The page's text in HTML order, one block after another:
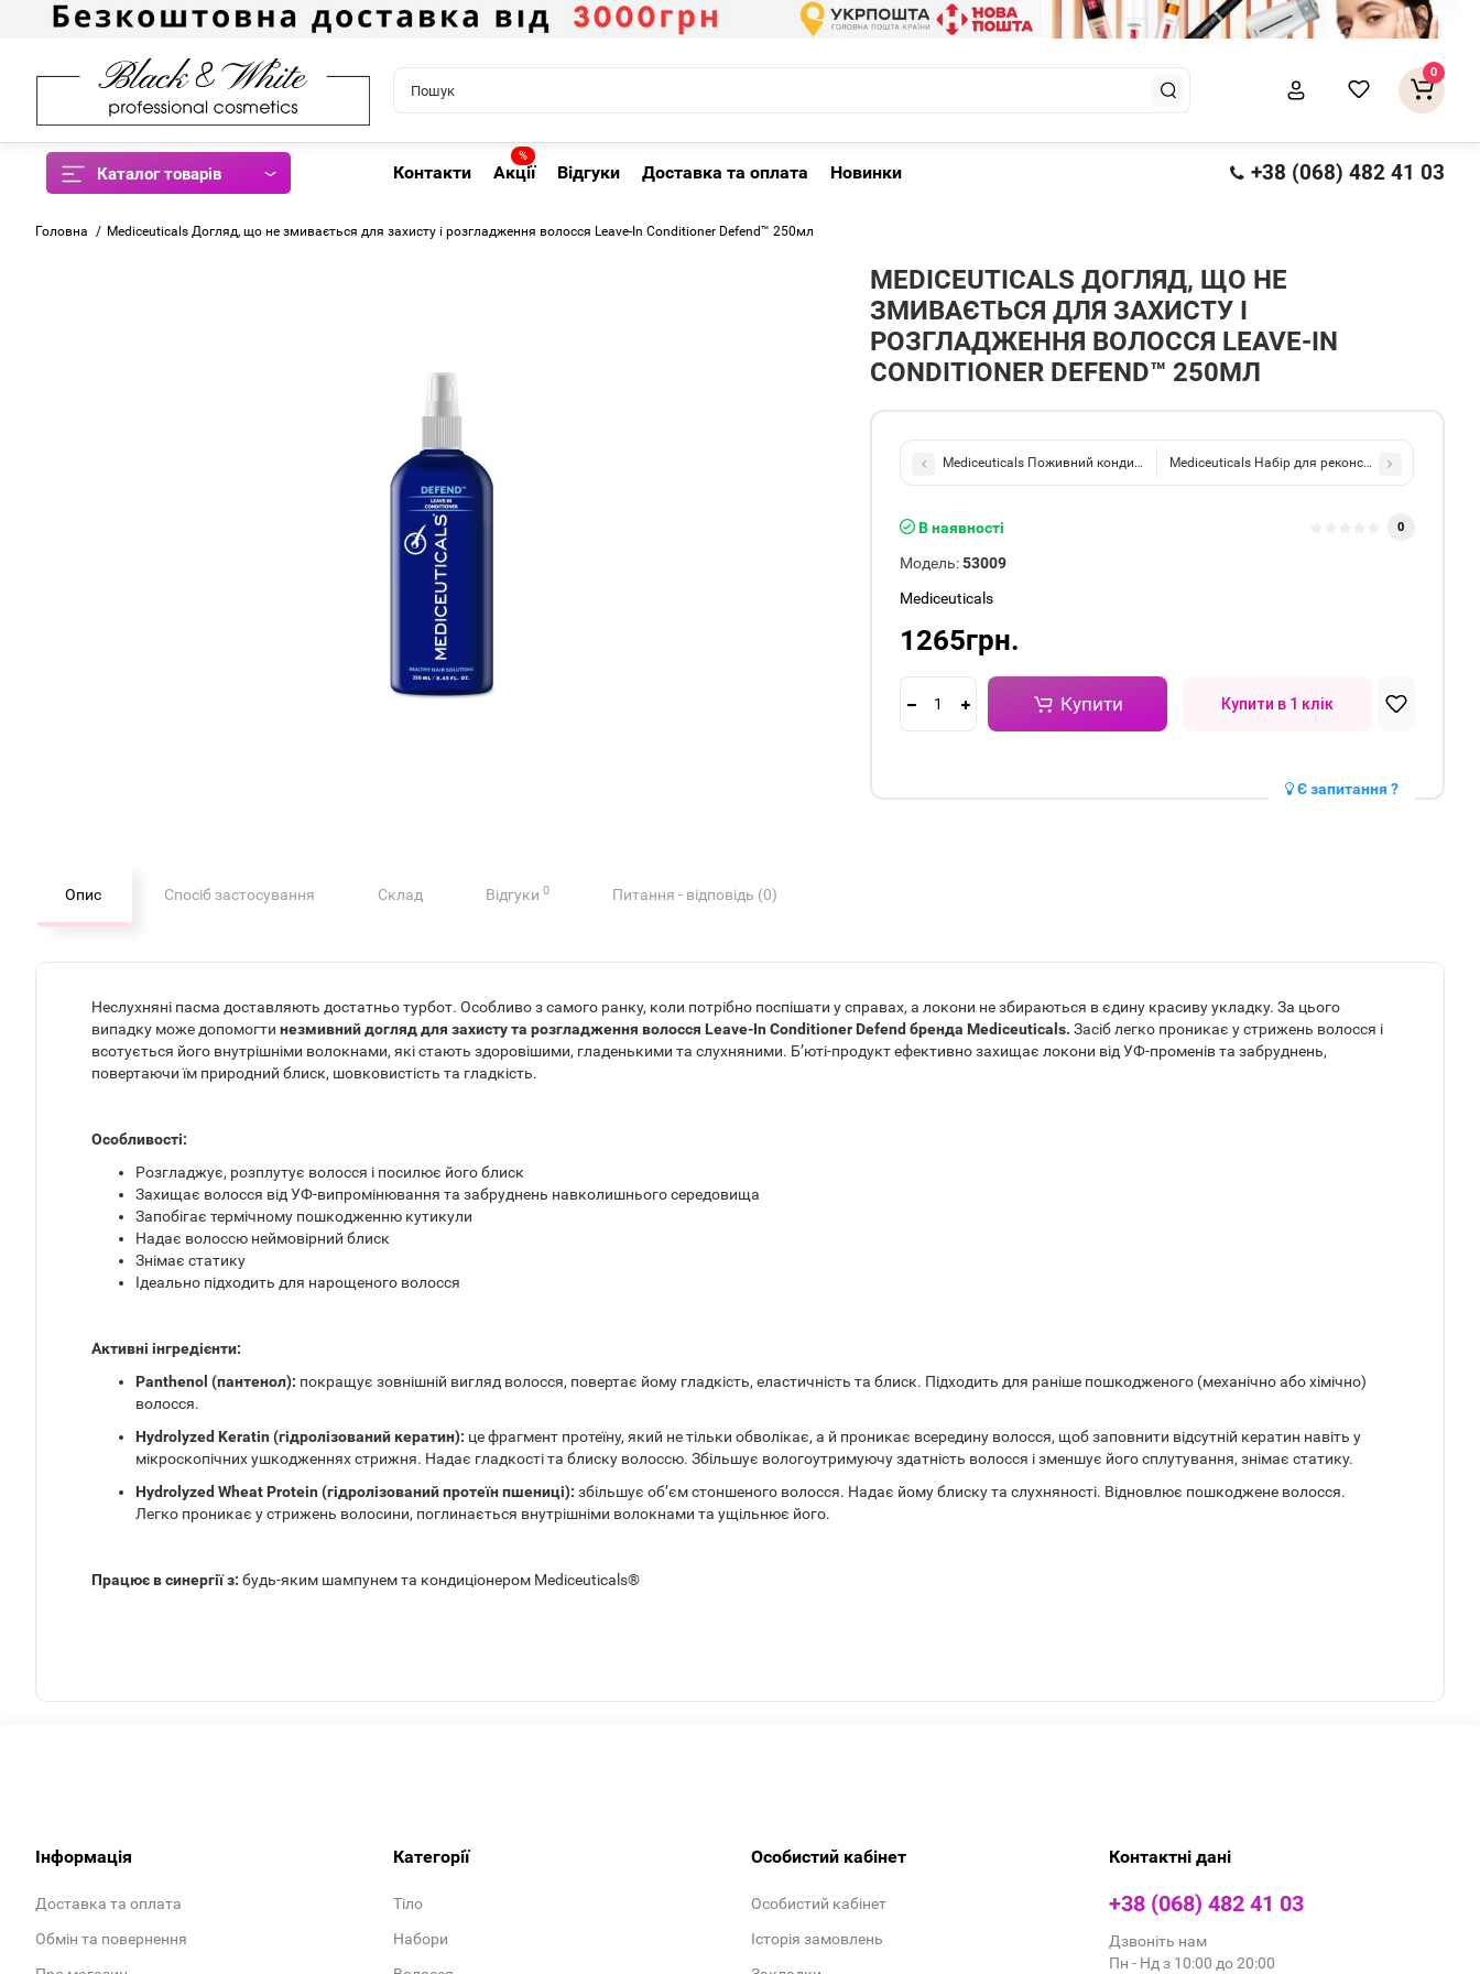
0
Каталог товарів Контакти
%
Акції Відгуки Доставка та оплата Новинки +38 (068) 482 41 03
Головна Mediceuticals Догляд, що не змивається для захисту і розгладження волосся Leave-In Conditioner Defend™ 250мл
MEDICEUTICALS ДОГЛЯД, ЩО НЕ
ЗМИВАЄТЬСЯ ДЛЯ ЗАХИСТУ І
РОЗГЛАДЖЕННЯ ВОЛОССЯ LEAVE-IN
CONDITIONER DEFEND™ 250МЛ
Mediceuticals Поживний кондиціонер для пошкодженого або тонкого волосся
Mediceuticals Набір для реконструкції волосся
В наявності 0
Модель: 53009
Mediceuticals
1265грн.
Купити Купити в 1 клік
Є запитання ?
Опис Спосіб застосування Склад Відгуки 0 Питання - відповідь (0)
Неслухняні пасма доставляють достатньо турбот. Особливо з самого ранку, коли потрібно поспішати у справах, а локони не збираються в єдину красиву укладку. За цього
випадку може допомогти незмивний догляд для захисту та розгладження волосся Leave-In Conditioner Defend бренда Mediceuticals. Засіб легко проникає у стрижень волосся і
всотується його внутрішніми волокнами, які стають здоровішими, гладенькими та слухняними. Б’юті-продукт ефективно захищає локони від УФ-променів та забруднень,
повертаючи їм природний блиск, шовковистість та гладкість.
Особливості:
Розгладжує, розплутує волосся і посилює його блиск
Захищає волосся від УФ-випромінювання та забруднень навколишнього середовища
Запобігає термічному пошкодженню кутикули
Надає волоссю неймовірний блиск
Знімає статику
Ідеально підходить для нарощеного волосся
Активні інгредієнти:
Panthenol (пантенол): покращує зовнішній вигляд волосся, повертає йому гладкість, еластичність та блиск. Підходить для раніше пошкодженого (механічно або хімічно)
волосся.
Hydrolyzed Keratin (гідролізований кератин): це фрагмент протеїну, який не тільки обволікає, а й проникає всередину волосся, щоб заповнити відсутній кератин навіть у
мікроскопічних ушкодженнях стрижня. Надає гладкості та блиску волоссю. Збільшує вологоутримуючу здатність волосся і зменшує його сплутування, знімає статику.
Hydrolyzed Wheat Protein (гідролізований протеїн пшениці): збільшує об’єм стоншеного волосся. Надає йому блиску та слухняності. Відновлює пошкоджене волосся.
Легко проникає у стрижень волосини, поглинається внутрішніми волокнами та ущільнює його.
Працює в синергії з: будь-яким шампунем та кондиціонером Mediceuticals®
Контактні дані
+38 (068) 482 41 03
Дзвоніть нам
Пн - Нд з 10:00 до 20:00
Інформація
Доставка та оплата
Обмін та повернення
Категорії
Тіло
Набори
Особистий кабінет
Особистий кабінет
Історія замовлень